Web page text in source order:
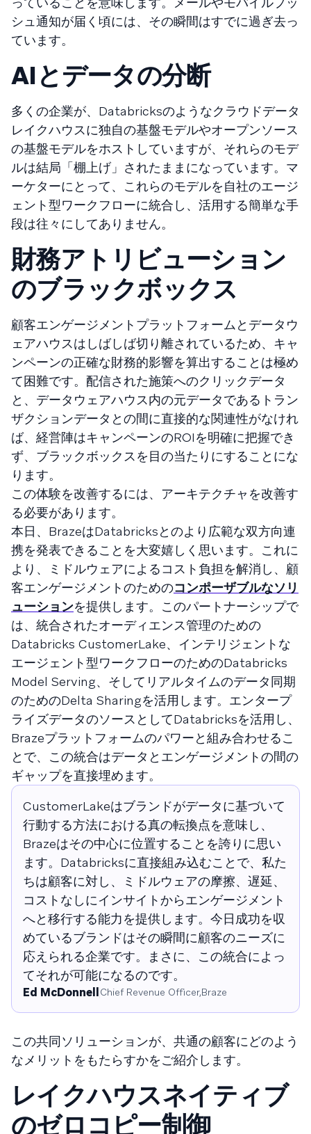
シュ通知が届く頃には、その瞬間はすでに過ぎ去っ
ています。
AIとデータの分断
多くの企業が、Databricksのようなクラウドデータ
レイクハウスに独自の基盤モデルやオープンソース
の基盤モデルをホストしていますが、それらのモデ
ルは結局「棚上げ」されたままになっています。マ
ーケターにとって、これらのモデルを自社のエージ
ェント型ワークフローに統合し、活用する簡単な手
段は往々にしてありません。
財務アトリビューション
のブラックボックス
顧客エンゲージメントプラットフォームとデータウ
ェアハウスはしばしば切り離されているため、キャ
ンペーンの正確な財務的影響を算出することは極め
て困難です。配信された施策へのクリックデータ
と、データウェアハウス内の元データであるトラン
ザクションデータとの間に直接的な関連性がなけれ
ば、経営陣はキャンペーンのROIを明確に把握でき
ず、ブラックボックスを目の当たりにすることにな
ります。
この体験を改善するには、アーキテクチャを改善す
る必要があります。
本日、BrazeはDatabricksとのより広範な双方向連
携を発表できることを大変嬉しく思います。これに
より、ミドルウェアによるコスト負担を解消し、顧
客エンゲージメントのためのコンポーザブルなソリ
ューションを提供します。このパートナーシップで
は、統合されたオーディエンス管理のための
Databricks CustomerLake、インテリジェントな
エージェント型ワークフローのためのDatabricks
Model Serving、そしてリアルタイムのデータ同期
のためのDelta Sharingを活用します。エンタープ
ライズデータのソースとしてDatabricksを活用し、
Brazeプラットフォームのパワーと組み合わせるこ
とで、この統合はデータとエンゲージメントの間の
ギャップを直接埋めます。
CustomerLakeはブランドがデータに基づいて
行動する方法における真の転換点を意味し、
Brazeはその中心に位置することを誇りに思い
ます。Databricksに直接組み込むことで、私た
ちは顧客に対し、ミドルウェアの摩擦、遅延、
コストなしにインサイトからエンゲージメント
へと移行する能力を提供します。今日成功を収
めているブランドはその瞬間に顧客のニーズに
応えられる企業です。まさに、この統合によっ
てそれが可能になるのです。
Ed McDonnellChief Revenue Officer,Braze
この共同ソリューションが、共通の顧客にどのよう
なメリットをもたらすかをご紹介します。
レイクハウスネイティブ
のゼロコピー制御